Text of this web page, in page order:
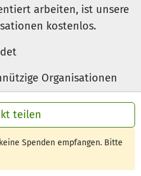
teilen
Spenden empfangen. Bitte
arbeiten, ist unsere
kostenlos.
Organisationen
guten Zweck